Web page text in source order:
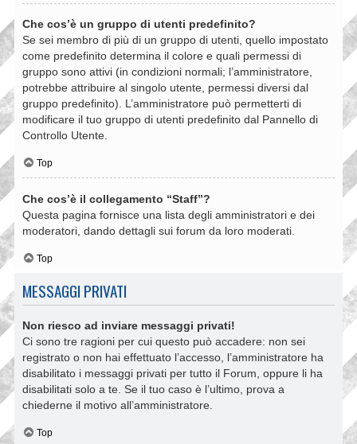
Che cos’è un gruppo di utenti predefinito?
Se sei membro di più di un gruppo di utenti, quello impostato
come predefinito determina il colore e quali permessi di
gruppo sono attivi (in condizioni normali; l’amministratore,
potrebbe attribuire al singolo utente, permessi diversi dal
gruppo predefinito). L’amministratore può permetterti di
modificare il tuo gruppo di utenti predefinito dal Pannello di
Controllo Utente.
Top
Che cos’è il collegamento “Staff”?
Questa pagina fornisce una lista degli amministratori e dei
moderatori, dando dettagli sui forum da loro moderati.
Top
MESSAGGI PRIVATI
Non riesco ad inviare messaggi privati!
Ci sono tre ragioni per cui questo può accadere: non sei
registrato o non hai effettuato l’accesso, l’amministratore ha
disabilitato i messaggi privati per tutto il Forum, oppure li ha
disabilitati solo a te. Se il tuo caso è l’ultimo, prova a
chiederne il motivo all’amministratore.
Top